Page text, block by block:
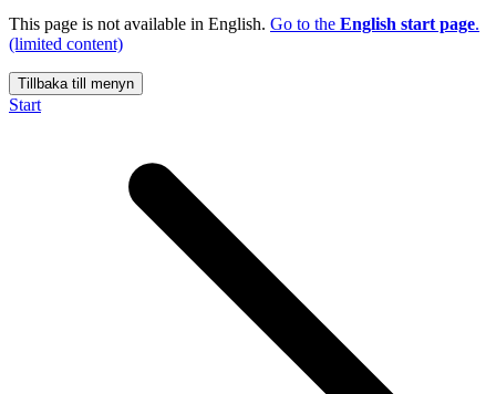
This page is not available in English. Go to the English start page.
(limited content)
Tillbaka till menyn
Start